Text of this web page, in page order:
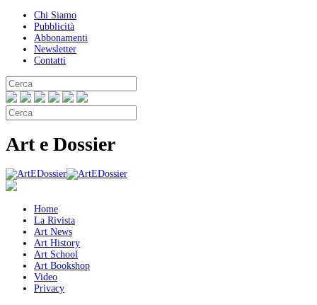
Chi Siamo
Pubblicità
Abbonamenti
Newsletter
Contatti
Art e Dossier
Home
La Rivista
Art News
Art History
Art School
Art Bookshop
Video
Privacy